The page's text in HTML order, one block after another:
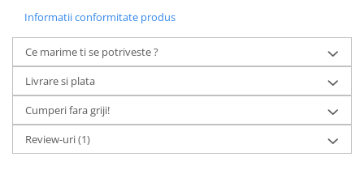
Informatii conformitate produs
Ce marime ti se potriveste ?
Livrare si plata
Cumperi fara griji!
Review-uri(1)